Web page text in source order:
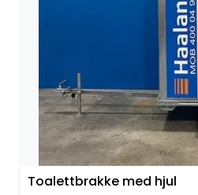
Toalettbrakke med hjul